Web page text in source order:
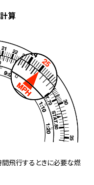
算
飛行するときに必要な燃